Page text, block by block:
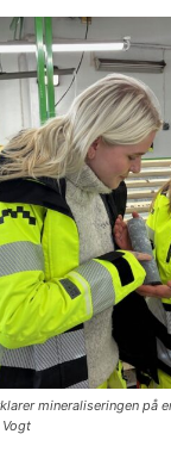
mineraliseringen på